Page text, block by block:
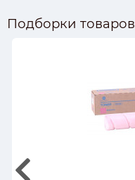
Подборки товаров